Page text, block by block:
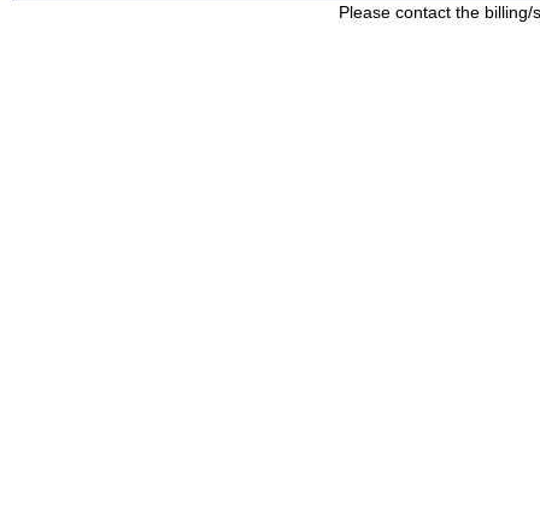
Please contact the